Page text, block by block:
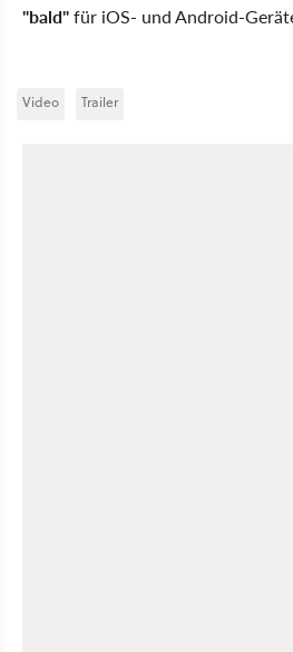
"bald"für iOS- und Android-
Video Trailer